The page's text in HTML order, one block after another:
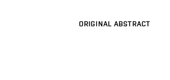
ORIGINAL ABSTRACT